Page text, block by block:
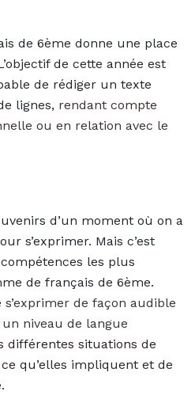
de 6ème donne une place
de cette année est
de rédiger un texte
lignes, rendant compte
ou en relation avec le
d’un moment où on a
s’exprimer. Mais c’est
les plus
de français de 6ème.
s’exprimer de façon audible
niveau de langue
différentes situations de
qu’elles impliquent et de